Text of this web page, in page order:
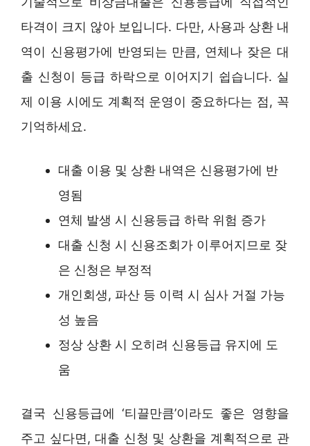
타격이 크지 않아 보입니다. 다만, 사용과 상환 내
역이 신용평가에 반영되는 만큼, 연체나 잦은 대
출 신청이 등급 하락으로 이어지기 쉽습니다. 실
제 이용 시에도 계획적 운영이 중요하다는 점, 꼭
기억하세요.
대출 이용 및 상환 내역은 신용평가에 반
영됨
연체 발생 시 신용등급 하락 위험 증가
대출 신청 시 신용조회가 이루어지므로 잦
은 신청은 부정적
개인회생, 파산 등 이력 시 심사 거절 가능
성 높음
정상 상환 시 오히려 신용등급 유지에 도
움
결국 신용등급에 ‘티끌만큼’이라도 좋은 영향을
주고 싶다면, 대출 신청 및 상환을 계획적으로 관